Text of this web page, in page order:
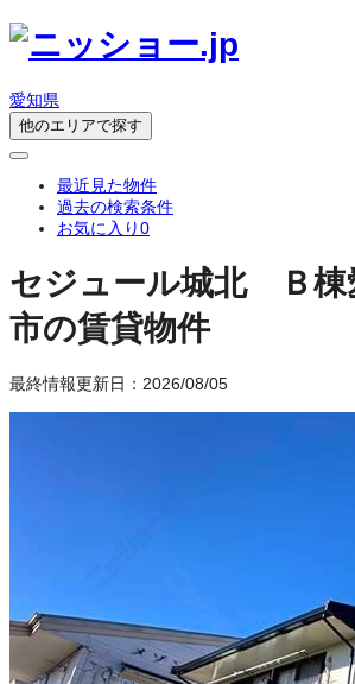
愛知県
他のエリアで探す
最近見た物件
過去の検索条件
お気に入り0
セジュール城北 Ｂ棟
市の賃貸物件
最終情報更新日：2026/08/05